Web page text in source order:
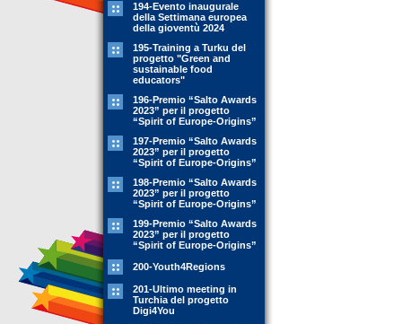
194-Evento inaugurale
della Settimana europea
della gioventù 2024
195-Training a Turku del
progetto "Green and
sustainable food
educators"
196-Premio “Salto Awards
2023” per il progetto
“Spirit of Europe-Origins”
197-Premio “Salto Awards
2023” per il progetto
“Spirit of Europe-Origins”
198-Premio “Salto Awards
2023” per il progetto
“Spirit of Europe-Origins”
199-Premio “Salto Awards
2023” per il progetto
“Spirit of Europe-Origins”
200-Youth4Regions
201-Ultimo meeting in
Turchia del progetto
Digi4You